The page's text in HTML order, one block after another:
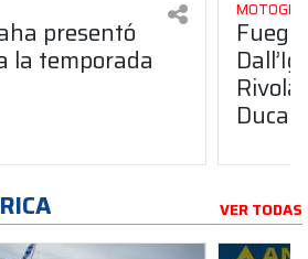
presentó
la temporada
MOTOGP
Ducati
VER TODAS